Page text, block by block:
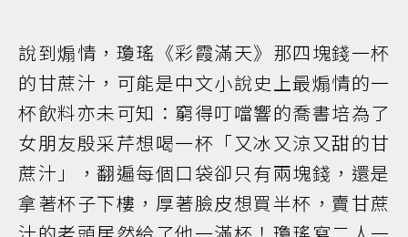
說到煽情，瓊瑤《彩霞滿天》那四塊錢一杯
的甘蔗汁，可能是中文小說史上最煽情的一
杯飲料亦未可知：窮得叮噹響的喬書培為了
女朋友殷采芹想喝一杯「又冰又涼又甜的甘
蔗汁」，翻遍每個口袋卻只有兩塊錢，還是
拿著杯子下樓，厚著臉皮想買半杯，賣甘蔗